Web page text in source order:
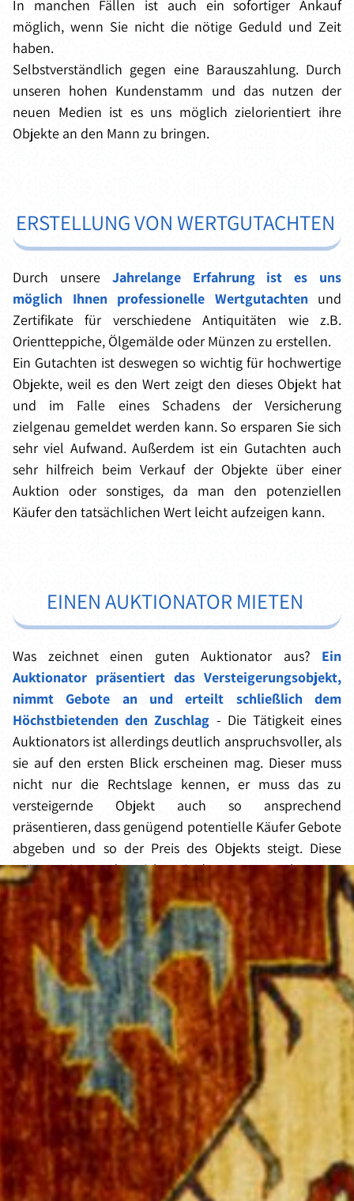
In manchen Fällen ist auch ein sofortiger Ankauf
möglich, wenn Sie nicht die nötige Geduld und Zeit
haben.
Selbstverständlich gegen eine Barauszahlung. Durch
unseren hohen Kundenstamm und das nutzen der
neuen Medien ist es uns möglich zielorientiert ihre
Objekte an den Mann zu bringen.
ERSTELLUNG VON WERTGUTACHTEN
Durch unsere Jahrelange Erfahrung ist es uns
möglich Ihnen professionelle Wertgutachten und
Zertifikate für verschiedene Antiquitäten wie z.B.
Orientteppiche, Ölgemälde oder Münzen zu erstellen.
Ein Gutachten ist deswegen so wichtig für hochwertige
Objekte, weil es den Wert zeigt den dieses Objekt hat
und im Falle eines Schadens der Versicherung
zielgenau gemeldet werden kann. So ersparen Sie sich
sehr viel Aufwand. Außerdem ist ein Gutachten auch
sehr hilfreich beim Verkauf der Objekte über einer
Auktion oder sonstiges, da man den potenziellen
Käufer den tatsächlichen Wert leicht aufzeigen kann.
EINEN AUKTIONATOR MIETEN
Was zeichnet einen guten Auktionator aus? Ein
Auktionator präsentiert das Versteigerungsobjekt,
nimmt Gebote an und erteilt schließlich dem
Höchstbietenden den Zuschlag - Die Tätigkeit eines
Auktionators ist allerdings deutlich anspruchsvoller, als
sie auf den ersten Blick erscheinen mag. Dieser muss
nicht nur die Rechtslage kennen, er muss das zu
versteigernde Objekt auch so ansprechend
präsentieren, dass genügend potentielle Käufer Gebote
abgeben und so der Preis des Objekts steigt. Diese
Präsentation endet nicht mit dem ersten Gebot: Um
den Preis in die Höhe zu treiben, wird sie so lange
fortgeführt, bis einer der Bietenden den Zuschlag
erhält. Wann setzt man einen professionellen
Auktionator ein?
Jede Versteigerung erfordert die Beteiligung eines
Auktionators. Ob ein Nachlass oder ein Objekt für einen
guten Zweck versteigert werden soll oder es sich bei
der Auktion um eine Marketingveranstaltung auf einer
Messe handelt – ein guter Auktionator ist hier
essentiell. Er muss ein Gespür für das Publikum haben,
auf humorvolle Art und Weise mit ihm interagieren und
muss, während die allgemeine Anspannung steigt,
immer den Überblick behalten.
Eine Auktion ist ein kleiner Wettkampf zwischen dem